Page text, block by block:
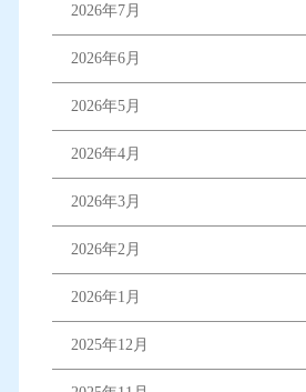
2026年7月
2026年6月
2026年5月
2026年4月
2026年3月
2026年2月
2026年1月
2025年12月